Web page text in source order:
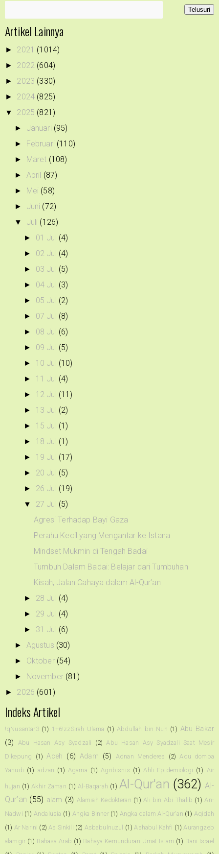
Artikel Lainnya
► 2021 (1014)
► 2022 (604)
► 2023 (330)
► 2024 (825)
▼ 2025 (821)
► Januari (95)
► Februari (110)
► Maret (108)
► April (87)
► Mei (58)
► Juni (72)
▼ Juli (126)
► 01 Jul (4)
► 02 Jul (4)
► 03 Jul (5)
► 04 Jul (3)
► 05 Jul (2)
► 07 Jul (8)
► 08 Jul (6)
► 09 Jul (5)
► 10 Jul (10)
► 11 Jul (4)
► 12 Jul (11)
► 13 Jul (2)
► 15 Jul (1)
► 18 Jul (1)
► 19 Jul (17)
► 20 Jul (5)
► 26 Jul (19)
▼ 27 Jul (5)
Agresi Terhadap Bayi Gaza
Perahu Kecil yang Mengantar ke Istana
Mindset Mukmin di Tengah Badai
Tumbuh Dalam Badai: Belajar dari Tumbuhan
Kisah, Jalan Cahaya dalam Al-Qur’an
► 28 Jul (4)
► 29 Jul (4)
► 31 Jul (6)
► Agustus (30)
► Oktober (54)
► November (81)
► 2026 (601)
Indeks Artikel
!qNusantar3 (1) 1+6!zzSirah Ulama (1) Abdullah bin Nuh (1) Abu Bakar
(3)
Abu Hasan Asy Syadzali (2) Abu Hasan Asy Syadzali Saat Mesir
Dikepung
(1) Aceh (6) Adam (5) Adnan Menderes (2) Adu domba
Yahudi (1) adzan (1) Agama (1) Agribisnis (1) Ahli Epidemiologi (1) Air
hujan (1) Akhir Zaman (1) Al-Baqarah (1) Al-Qur'an (362) Al-
Qur’an (55) alam (3) Alamiah Kedokteran (1) Ali bin Abi Thalib (1) An-
Nadwi (1) Andalusia (1) Angka Binner (1) Angka dalam Al-Qur'an (1) Aqidah
(1) Ar Narini (2) As Sinkili (2) Asbabulnuzul (1) Ashabul Kahfi (1) Aurangzeb
alamgir (1) Bahasa Arab (1) Bahaya Kemunduran Umat Islam (1) Bani Israel